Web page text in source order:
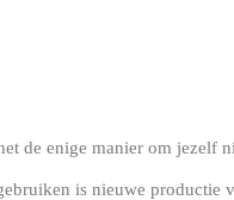
de enige manier om jezelf
is nieuwe